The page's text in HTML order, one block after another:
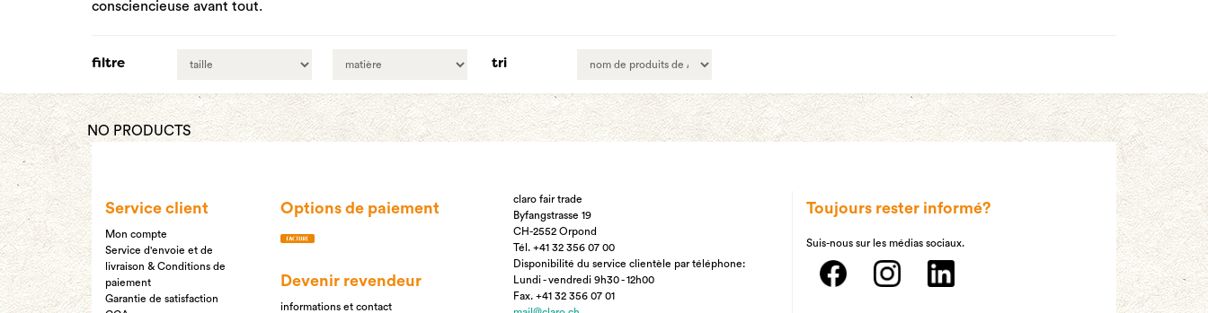
consciencieuse avant tout.
filtre tri
NO PRODUCTS
Service client
Mon compte
Service d'envoie et de
livraison & Conditions de
paiement
Garantie de satisfaction
Options de paiement
Devenir revendeur
informations et contact
claro fair trade
Byfangstrasse 19
CH-2552 Orpond
Tél. +41 32 356 07 00
Disponibilité du service clientèle par téléphone:
Lundi - vendredi 9h30 - 12h00
Fax. +41 32 356 07 01
Toujours rester informé?
Suis-nous sur les médias sociaux.